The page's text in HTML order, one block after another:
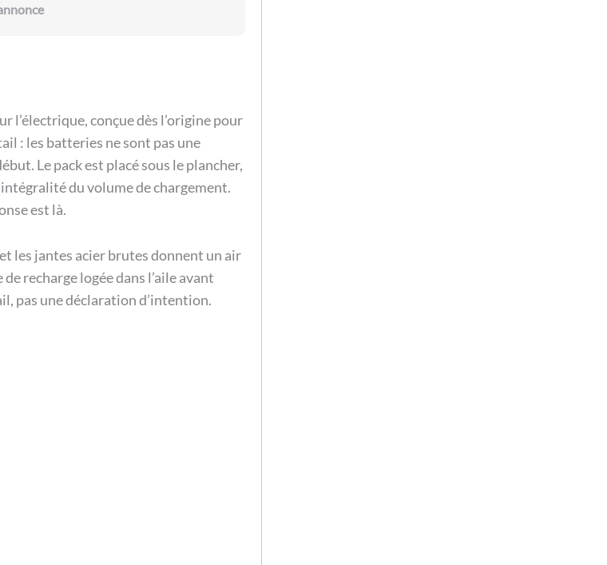
l’électrique, conçue dès l’origine pour
: les batteries ne sont pas une
Le pack est placé sous le plancher,
du volume de chargement.
est là.
les jantes acier brutes donnent un air
recharge logée dans l’aile avant
pas une déclaration d’intention.